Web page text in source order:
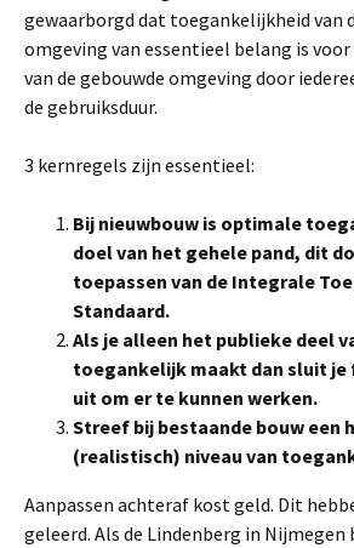
gewaarborgd dat toegankelijkheid van
omgeving van essentieel belang is
van de gebouwde omgeving door
de gebruiksduur.
3 kernregels zijn essentieel:
Bij nieuwbouw is optimale
doel van het gehele pand, dit
toepassen van de Integrale
Standaard.
Als je alleen het publieke deel
toegankelijk maakt dan sluit
uit om er te kunnen werken.
Streef bij bestaande bouw een
(realistisch) niveau van
Aanpassen achteraf kost geld. Dit
geleerd. Als de Lindenberg in Nijmegen